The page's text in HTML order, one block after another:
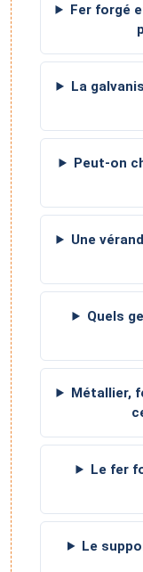
Fer forgé
La
Peut-on
Une
Quels
Métallier,
Le fer
Le